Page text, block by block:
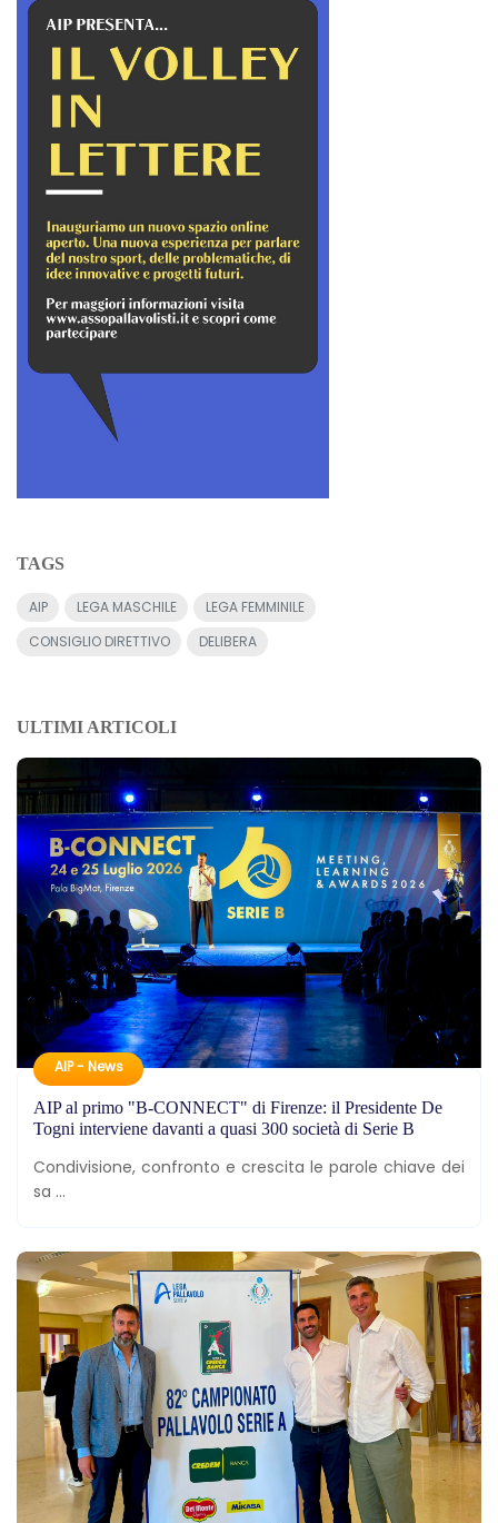
TAGS
AIP LEGA MASCHILE
LEGA FEMMINILE
CONSIGLIO DIRETTIVO
DELIBERA
ULTIMI ARTICOLI
AIP - News
AIP al primo "B-CONNECT" di Firenze: il Presidente De
Togni interviene davanti a quasi 300 società di Serie B
Condivisione, confronto e crescita le parole chiave dei
sa ...